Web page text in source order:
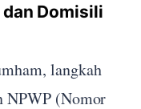
dan Domisili
langkah
NPWP (Nomor